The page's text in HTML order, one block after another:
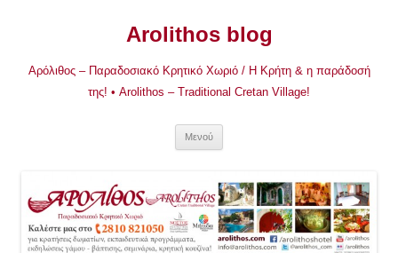
Arolithos blog
Αρόλιθος – Παραδοσιακό Κρητικό Χωριό / Η Κρήτη & η παράδοσή
της! • Arolithos – Traditional Cretan Village!
Μενού